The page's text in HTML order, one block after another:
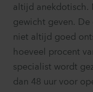
altijd anekdotisch.
gewicht geven.
niet altijd goed
hoeveel procent
specialist wordt
dan 48 uur voor